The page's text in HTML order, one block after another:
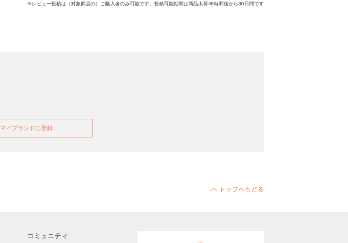
※レビュー投稿は（対象商品の）ご購入者のみ可能です。投稿可能期間は商品出荷48時間後から30日間です
マイブランドに登録
コミュニティ